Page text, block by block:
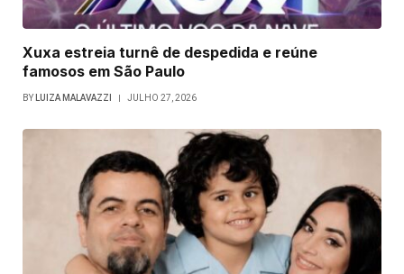
Xuxa estreia turnê de despedida e reúne
famosos em São Paulo
BY LUIZA MALAVAZZI JULHO 27, 2026